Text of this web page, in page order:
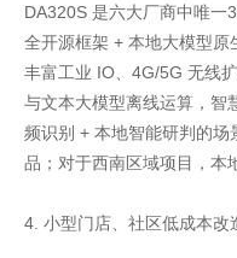
DA320S 是六大厂商中唯一
全开源框架 + 本地大模型原
丰富工业 IO、4G/5G 无线
与文本大模型离线运算，智
频识别 + 本地智能研判的
品；对于西南区域项目，本
4. 小型门店、社区低成本改